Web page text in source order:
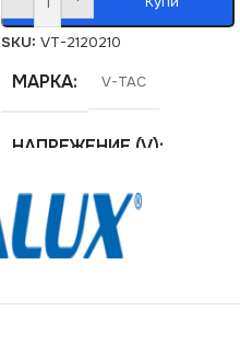
SKU: VT-2120210
МАРКА V-TAC
НАПРЕЖЕНИЕ (V)
220V
ЕНЕРГИЕН КЛАС